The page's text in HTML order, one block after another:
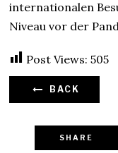
internationalen
Niveau vor der
Post Views: 505
BACK
SHARE